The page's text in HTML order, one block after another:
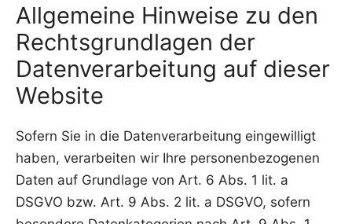
Allgemeine Hinweise zu den
Rechtsgrundlagen der
Datenverarbeitung auf dieser
Website
Sofern Sie in die Daten­ver­ar­bei­tung ein­ge­wil­ligt
haben, ver­ar­bei­ten wir Ihre per­so­nen­be­zo­ge­nen
Daten auf Grund­la­ge von Art. 6 Abs. 1 lit. a
DSGVO bzw. Art. 9 Abs. 2 lit. a DSGVO, sofern